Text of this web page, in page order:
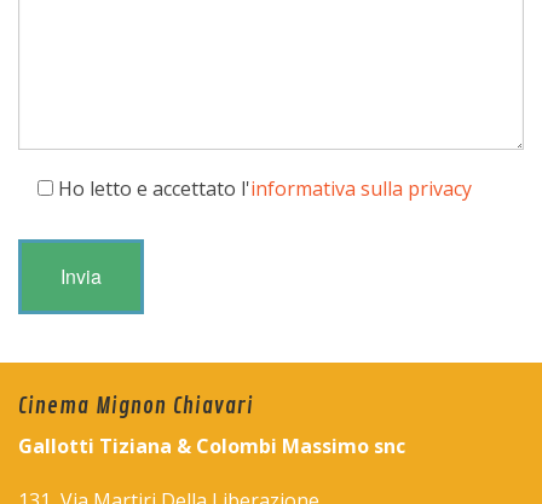
Ho letto e accettato l'informativa sulla privacy
Cinema Mignon Chiavari
Gallotti Tiziana & Colombi Massimo snc